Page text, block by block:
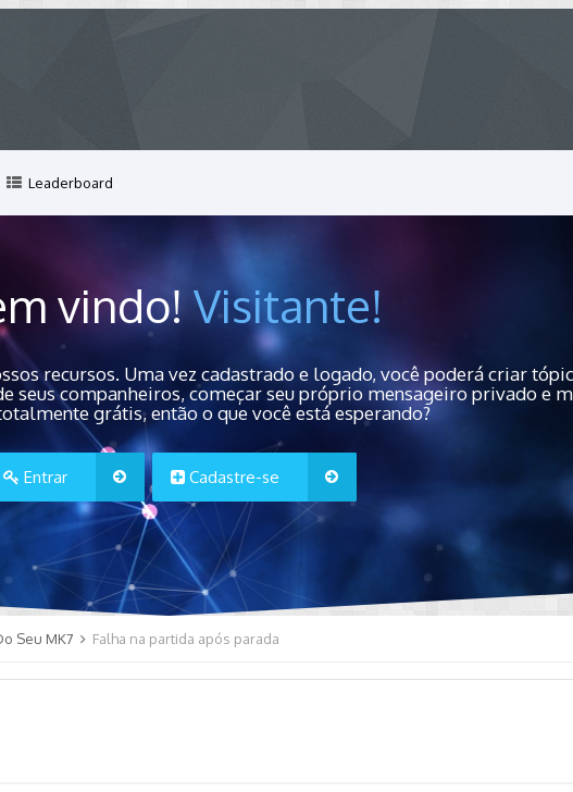
Leaderboard
vindo!Visitante!
recursos. Uma vez cadastrado e logado, você poderá criar
seus companheiros, começar seu próprio mensageiro privado e
grátis, então o que você está esperando?
Entrar Cadastre-se
Seu MK7 Falha na partida após parada